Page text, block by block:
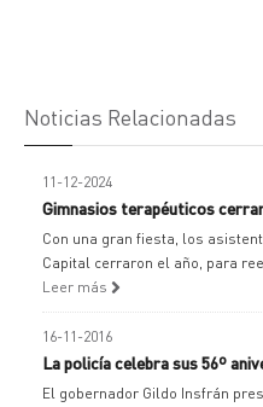
Noticias Relacionadas
11-12-2024
Gimnasios terapéuticos
Con una gran fiesta, los
Capital cerraron el año, para
Leer más
16-11-2016
La policía celebra sus 56º
El gobernador Gildo Insfrán